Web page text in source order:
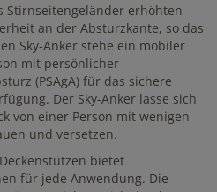
Stirnseitengeländer erhöhten
an der Absturzkante, so das
Sky-Anker stehe ein mobiler
mit persönlicher
(PSAgA) für das sichere
Der Sky-Anker lasse sich
von einer Person mit wenigen
und versetzen.
bietet
für jede Anwendung. Die